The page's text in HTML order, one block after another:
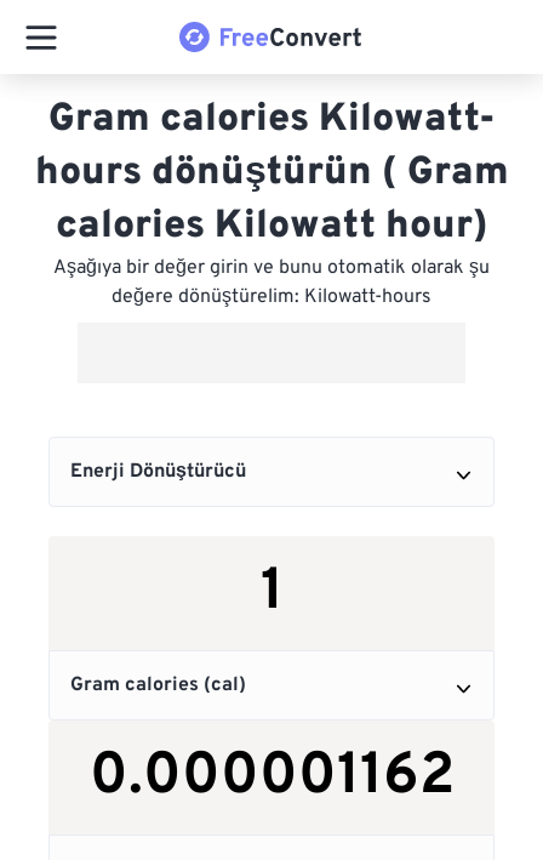
Gram calories Kilowatt-
hours dönüştürün ( Gram
calories Kilowatt hour)
Aşağıya bir değer girin ve bunu otomatik olarak şu
değere dönüştürelim: Kilowatt-hours